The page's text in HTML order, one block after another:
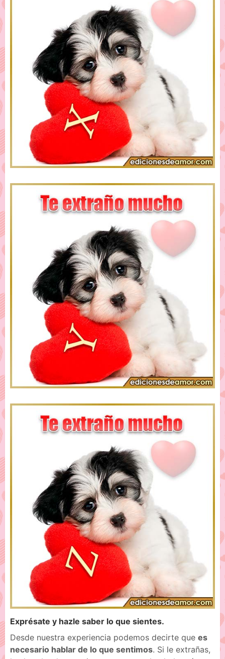
Exprésate y hazle saber lo que sientes.
Desde nuestra experiencia podemos decirte que es
necesario hablar de lo que sentimos. Si le extrañas,